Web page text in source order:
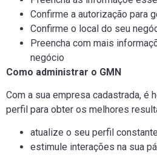
Confirme a autorização para
Confirme o local do seu
Preencha com mais
negócio
Como administrar o GMN
Com a sua empresa cadastrada, é
perfil para obter os melhores
atualize o seu perfil
estimule interações na sua